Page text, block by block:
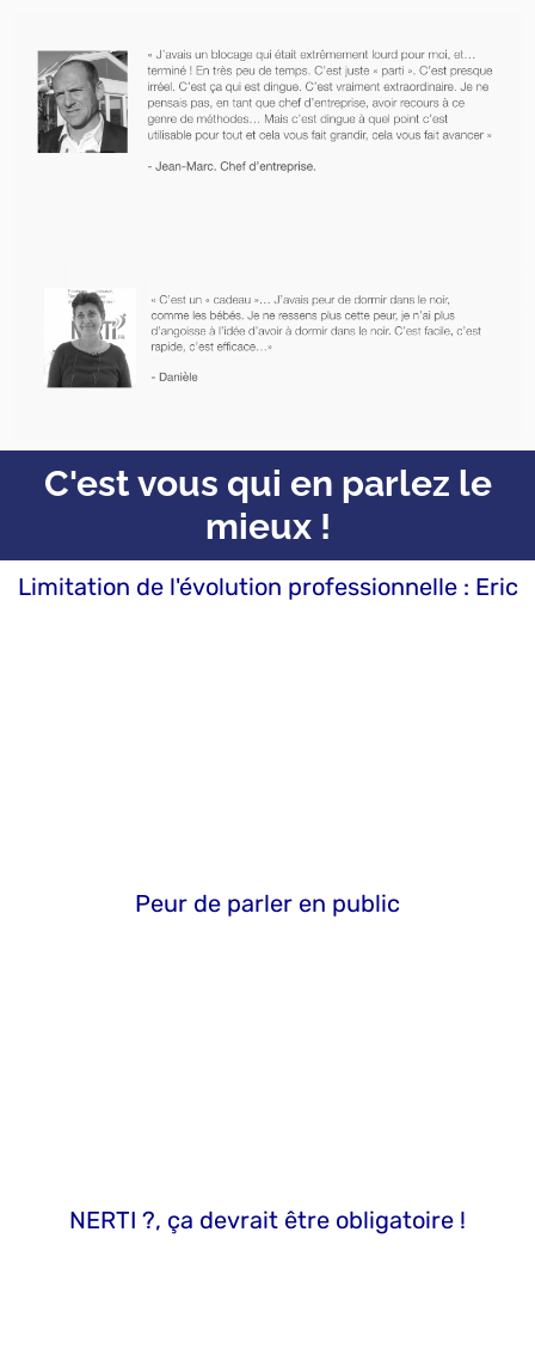
C'est vous qui en parlez le
mieux !
Limitation de l'évolution professionnelle : Eric
Peur de parler en public
NERTI ?, ça devrait être obligatoire !